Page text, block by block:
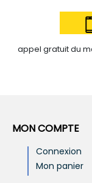
appel gratuit du
MON COMPTE
Connexion
Mon panier